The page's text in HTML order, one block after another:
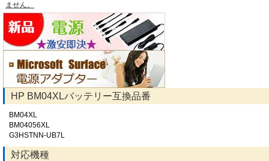
ません。
HP BM04XLバッテリー互換品番
BM04XL
BM04056XL
G3HSTNN-UB7L
対応機種